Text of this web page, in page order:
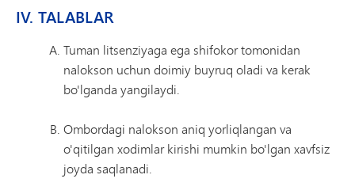
IV. TALABLAR
Tuman litsenziyaga ega shifokor tomonidan
nalokson uchun doimiy buyruq oladi va kerak
bo'lganda yangilaydi.
Ombordagi nalokson aniq yorliqlangan va
o'qitilgan xodimlar kirishi mumkin bo'lgan xavfsiz
joyda saqlanadi.